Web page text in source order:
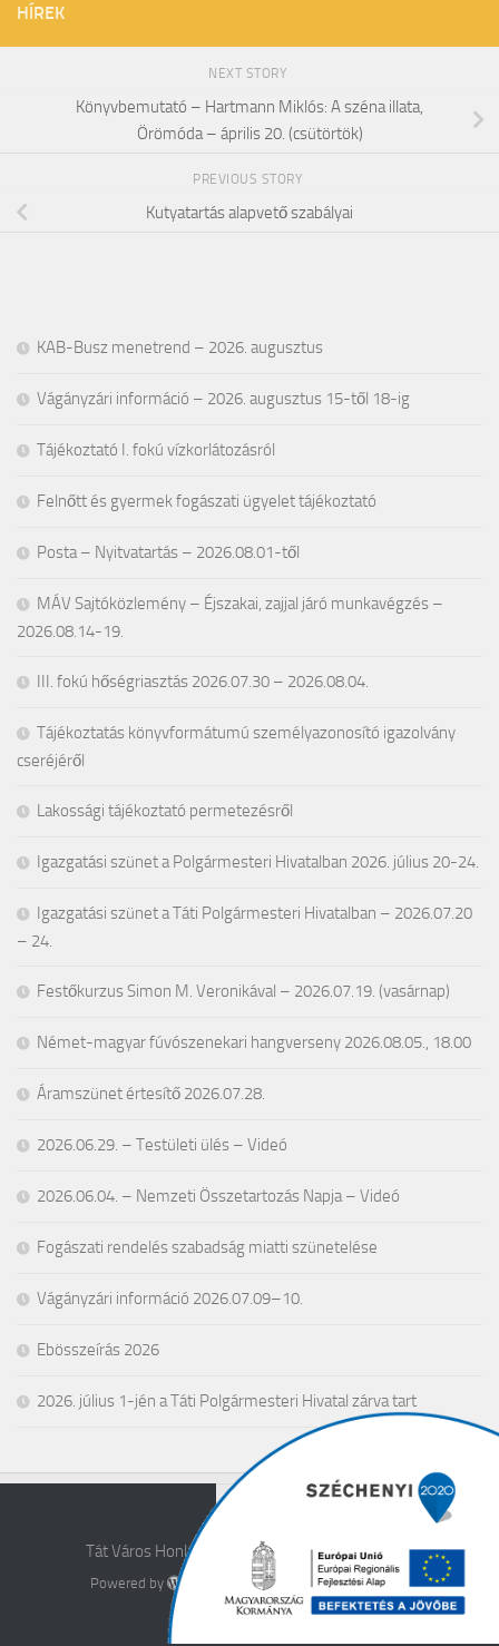
HÍREK
NEXT STORY
Könyvbemutató – Hartmann Miklós: A széna illata,
Örömóda – április 20. (csütörtök)
PREVIOUS STORY
Kutyatartás alapvető szabályai
KAB-Busz menetrend – 2026. augusztus
Vágányzári információ – 2026. augusztus 15-től 18-ig
Tájékoztató I. fokú vízkorlátozásról
Felnőtt és gyermek fogászati ügyelet tájékoztató
Posta – Nyitvatartás – 2026.08.01-től
MÁV Sajtóközlemény – Éjszakai, zajjal járó munkavégzés –
2026.08.14-19.
III. fokú hőségriasztás 2026.07.30 – 2026.08.04.
Tájékoztatás könyvformátumú személyazonosító igazolvány
cseréjéről
Lakossági tájékoztató permetezésről
Igazgatási szünet a Polgármesteri Hivatalban 2026. július 20-24.
Igazgatási szünet a Táti Polgármesteri Hivatalban – 2026.07.20
– 24.
Festőkurzus Simon M. Veronikával – 2026.07.19. (vasárnap)
Német-magyar fúvószenekari hangverseny 2026.08.05., 18.00
Áramszünet értesítő 2026.07.28.
2026.06.29. – Testületi ülés – Videó
2026.06.04. – Nemzeti Összetartozás Napja – Videó
Fogászati rendelés szabadság miatti szünetelése
Vágányzári információ 2026.07.09–10.
Ebösszeírás 2026
2026. július 1-jén a Táti Polgármesteri Hivatal zárva tart
Tát Város Honlapja © 2026. All Rights Reserved.
Powered by - Designed with the Hueman theme